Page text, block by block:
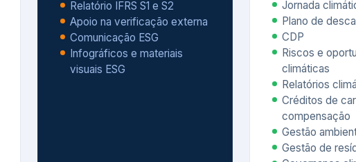
Créditos de
compensação
Gestão
Gestão de
Governança
Saiba mais